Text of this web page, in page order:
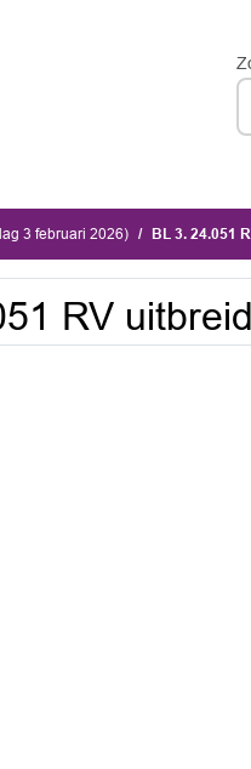
3 februari 2026) BL 3. 24.051
RV